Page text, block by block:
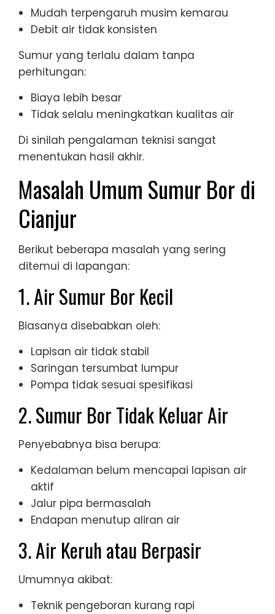
Mudah terpengaruh musim kemarau
Debit air tidak konsisten
Sumur yang terlalu dalam tanpa
perhitungan:
Biaya lebih besar
Tidak selalu meningkatkan kualitas air
Di sinilah pengalaman teknisi sangat
menentukan hasil akhir.
Masalah Umum Sumur Bor di
Cianjur
Berikut beberapa masalah yang sering
ditemui di lapangan:
1. Air Sumur Bor Kecil
Biasanya disebabkan oleh:
Lapisan air tidak stabil
Saringan tersumbat lumpur
Pompa tidak sesuai spesifikasi
2. Sumur Bor Tidak Keluar Air
Penyebabnya bisa berupa:
Kedalaman belum mencapai lapisan air
aktif
Jalur pipa bermasalah
Endapan menutup aliran air
3. Air Keruh atau Berpasir
Umumnya akibat:
Teknik pengeboran kurang rapi